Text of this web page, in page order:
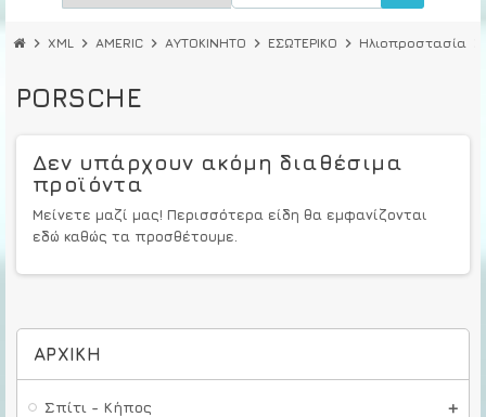
chevron_right XML chevron_right AMERIC chevron_right ΑΥΤΟΚΙΝΗΤΟ chevron_right ΕΣΩΤΕΡΙΚΟ chevron_right Ηλιοπροστασία
ΑΡΧΙΚΉ
Σπίτι - Κήπος
PORSCHE
Δεν υπάρχουν ακόμη διαθέσιμα
προϊόντα
Μείνετε μαζί μας! Περισσότερα είδη θα εμφανίζονται
εδώ καθώς τα προσθέτουμε.